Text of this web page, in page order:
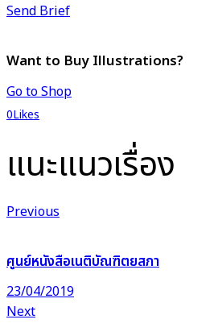
Send Brief
Want to Buy Illustrations?
Go to Shop
0Likes
แนะแนวเรื่อง
Previous
ศูนย์หนังสือเนติบัณฑิตยสภา
23/04/2019
Next